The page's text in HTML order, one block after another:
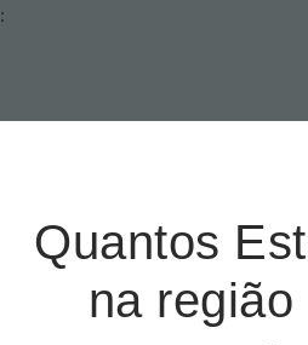
:
Quantos
na região